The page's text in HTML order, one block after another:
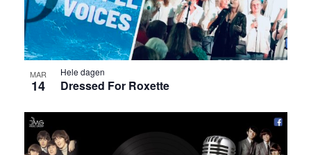
MAR
14
Hele dagen
Dressed For Roxette